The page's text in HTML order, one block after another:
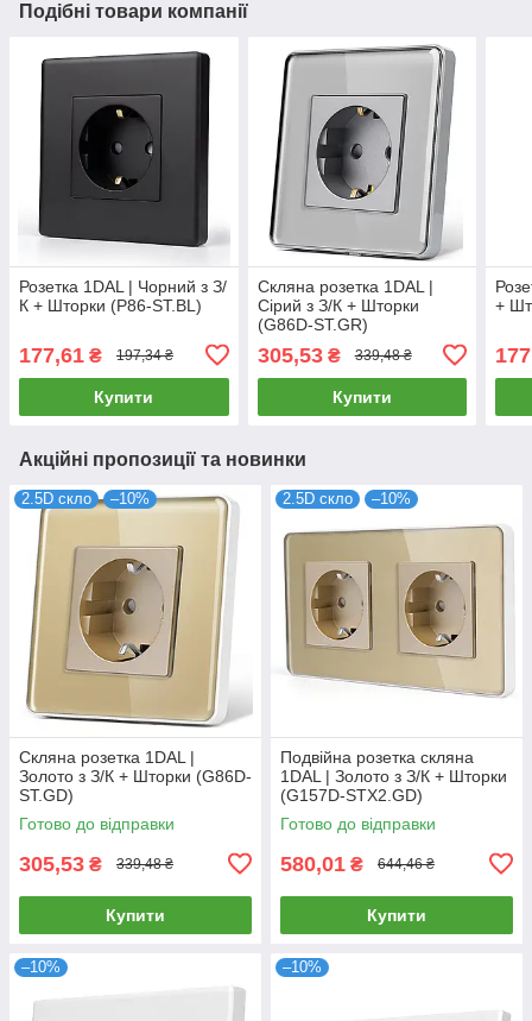
Подібні товари компанії
Розетка 1DAL | Чорний з З/
К + Шторки (P86-ST.BL)
177,61 ₴ 197,34 ₴
Купити
Скляна розетка 1DAL |
Сірий з З/К + Шторки
(G86D-ST.GR)
305,53₴ 339,48 ₴
Купити
+
Акційні пропозиції та новинки
2.5D скло –10%
Скляна розетка 1DAL |
Золото з З/К + Шторки (G86D-
ST.GD)
Готово до відправки
305,53 ₴ 339,48 ₴
Купити
2.5D скло –10%
Подвійна розетка скляна
1DAL | Золото з З/К + Шторки
(G157D-STX2.GD)
Готово до відправки
580,01 ₴ 644,46 ₴
Купити
–10% –10%